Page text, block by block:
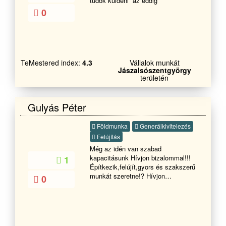
0
TeMestered index: 4.3 Vállalok munkát
Jászalsószentgyörgy
területén
Gulyás Péter
1
0
Földmunka
Generálkivitelezés
Felújítás
Még az idén van szabad
kapacitásunk Hívjon bizalommal!!!
Építkezik,felújít,gyors és szakszerű
munkát szeretne!? Hívjon